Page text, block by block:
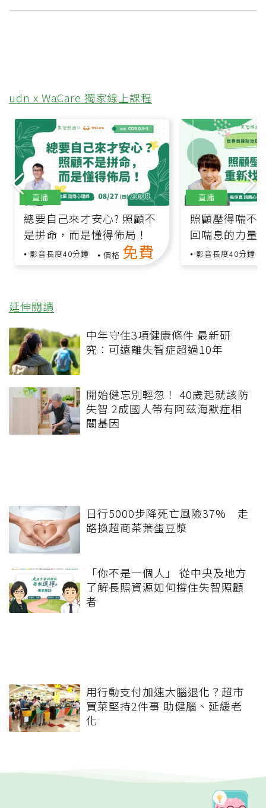
udn x WaCare 獨家線上課程
總要自己來才安心? 照顧不
是拼命，而是懂得佈局！
影音長度40分鐘 價格 免費
直播
照顧壓得喘不
回喘息的力量
影音長度40分鐘
直播
延伸閱讀
中年守住3項健康條件 最新研
究：可遠離失智症超過10年
開始健忘別輕忽！ 40歲起就該防
失智 2成國人帶有阿茲海默症相
關基因
日行5000步降死亡風險37% 走
路換超商茶葉蛋豆漿
「你不是一個人」 從中央及地方
了解長照資源如何撐住失智照顧
者
用行動支付加速大腦退化？超市
買菜堅持2件事 助健腦、延緩老
化